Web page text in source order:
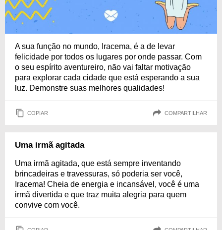
A sua função no mundo, Iracema, é a de levar
felicidade por todos os lugares por onde passar. Com
o seu espírito aventureiro, não vai faltar motivação
para explorar cada cidade que está esperando a sua
luz. Demonstre suas melhores qualidades!
COPIAR COMPARTILHAR
Uma irmã agitada
Uma irmã agitada, que está sempre inventando
brincadeiras e travessuras, só poderia ser você,
Iracema! Cheia de energia e incansável, você é uma
irmã divertida e que traz muita alegria para quem
convive com você.